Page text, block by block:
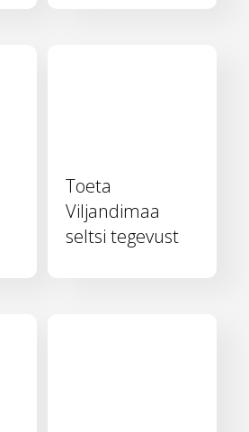
Toeta
Viljandimaa
seltsi tegevust